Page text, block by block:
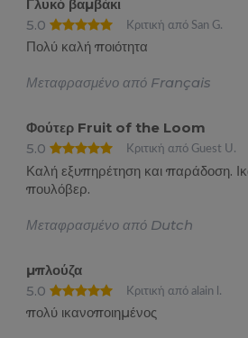
Γλυκό βαμβάκι
5.0
Κριτική από San G.
Πολύ καλή ποιότητα
Μεταφρασμένο από Français
Φούτερ Fruit of the Loom
5.0
Κριτική από Guest U.
Καλή εξυπηρέτηση και παράδοση.
πουλόβερ.
Μεταφρασμένο από Dutch
μπλούζα
5.0
Κριτική από alain l.
πολύ ικανοποιημένος